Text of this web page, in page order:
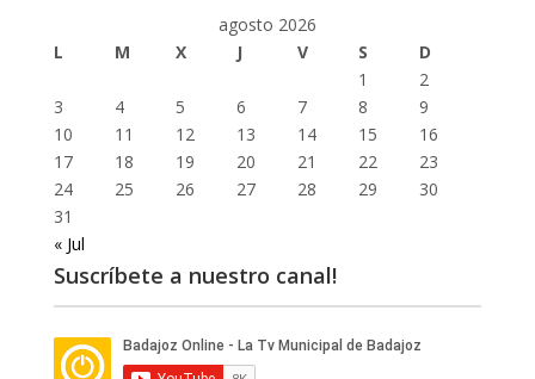
agosto 2026
L
M X J V S
D
1
2
3
4 5 6 7 8
9
10
11 12 13 14 15
16
17
18 19 20 21 22
23
24
25 26 27 28 29
30
31
« Jul
Suscríbete a nuestro canal!